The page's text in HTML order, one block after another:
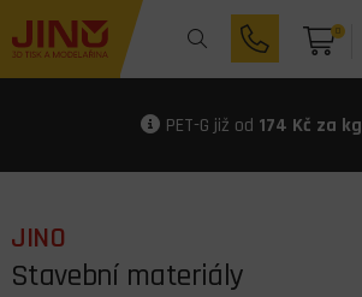
0
PET-G již od 174 Kč za kg
JINO
Stavební materiály